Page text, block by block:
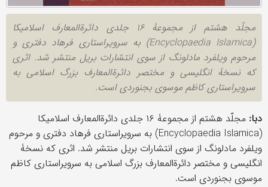
مجلّد هشتم از مجموعۀ ١۶ جلدی دائرﺓ‌المعارف اسلامیکا
(Encyclopaedia Islamica) به سرویراستاری فرهاد دفتری و
مرحوم ویلفرد مادلونگ از سوی انتشارات بریل منتشر شد. اثری
که نسخۀ انگلیسی و مختصر دائرﺓ‌المعارف بزرگ اسلامی به
سرویراستاری کاظم موسوی بجنوردی است.
دبا:
مجلّد هشتم از مجموعۀ ١۶ جلدی دائرﺓ‌المعارف اسلامیکا
(Encyclopaedia Islamica) به سرویراستاری فرهاد دفتری و مرحوم
ویلفرد مادلونگ از سوی انتشارات بریل منتشر شد. اثری که نسخۀ
انگلیسی و مختصر دائرﺓ‌المعارف بزرگ اسلامی به سرویراستاری کاظم
موسوی بجنوردی است.